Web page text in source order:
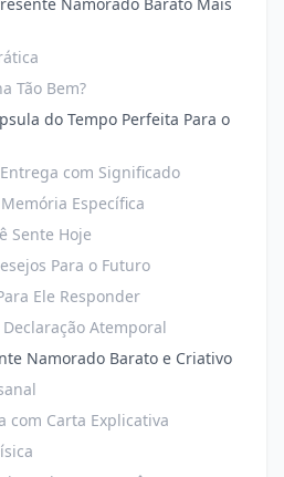
Tão Bem?
do Tempo Perfeita Para o
com Significado
Específica
Sente Hoje
Para o Futuro
Ele Responder
Atemporal
Namorado Barato e Criativo
com Carta Explicativa